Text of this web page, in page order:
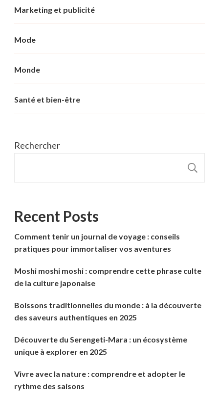
Marketing et publicité
Mode
Monde
Santé et bien-être
Rechercher
Recent Posts
Comment tenir un journal de voyage : conseils
pratiques pour immortaliser vos aventures
Moshi moshi moshi : comprendre cette phrase culte
de la culture japonaise
Boissons traditionnelles du monde : à la découverte
des saveurs authentiques en 2025
Découverte du Serengeti-Mara : un écosystème
unique à explorer en 2025
Vivre avec la nature : comprendre et adopter le
rythme des saisons